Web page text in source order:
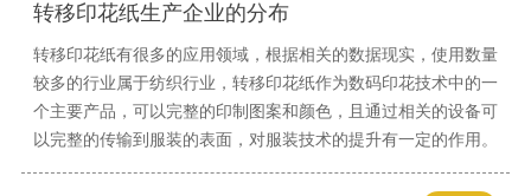
转移印花纸生产企业的分布
转移印花纸有很多的应用领域，根据相关的数据现实，使用数量
较多的行业属于纺织行业，转移印花纸作为数码印花技术中的一
个主要产品，可以完整的印制图案和颜色，且通过相关的设备可
以完整的传输到服装的表面，对服装技术的提升有一定的作用。